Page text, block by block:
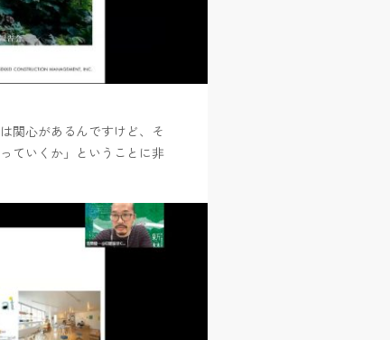
関心があるんですけど、そ
ていくか」ということに非